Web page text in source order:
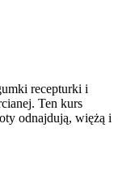
recepturki i
Ten kurs
odnajdują, więżą i